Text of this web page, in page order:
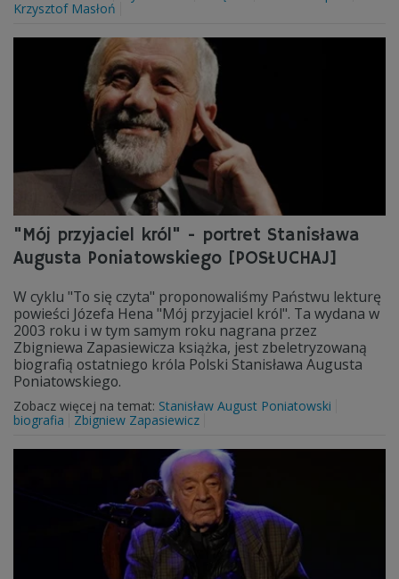
Krzysztof Masłoń
"Mój przyjaciel król" - portret Stanisława
Augusta Poniatowskiego [POSŁUCHAJ]
W cyklu "To się czyta" proponowaliśmy Państwu lekturę
powieści Józefa Hena "Mój przyjaciel król". Ta wydana w
2003 roku i w tym samym roku nagrana przez
Zbigniewa Zapasiewicza książka, jest zbeletryzowaną
biografią ostatniego króla Polski Stanisława Augusta
Poniatowskiego.
Zobacz więcej na temat: Stanisław August Poniatowski
biografia
Zbigniew Zapasiewicz